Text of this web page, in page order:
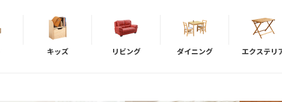
キッズ リビング ダイニング エクステリ